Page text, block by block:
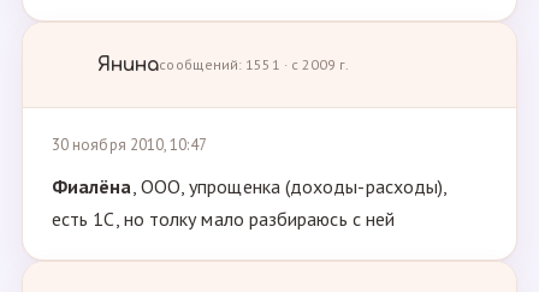
Янинасообщений: 1551 · с 2009 г.
30 ноября 2010, 10:47
Фиалёна, ООО, упрощенка (доходы-расходы),
есть 1С, но толку мало разбираюсь с ней